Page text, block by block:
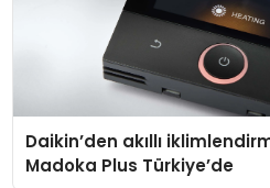
Daikin’den akıllı
Madoka Plus Türkiye’de